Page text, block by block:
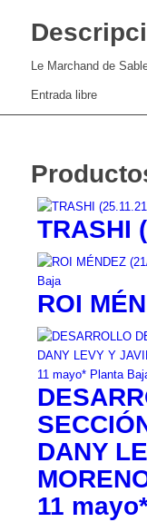
Le Marchand de
Entrada libre
TRASHI
ROI
DANY
11